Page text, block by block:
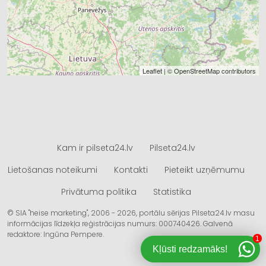
Leaflet| ©OpenStreetMapcontributors
Kam ir pilseta24.lv
Pilseta24.lv
Lietošanas noteikumi
Kontakti
Pieteikt uzņēmumu
Privātuma politika
Statistika
© SIA "heise marketing", 2006 - 2026, portālu sērijas Pilseta24.lv masu
informācijas līdzekļa reģistrācijas numurs: 000740426. Galvenā
redaktore: Ingūna Pempere.
Kļūsti redzamāks!
1